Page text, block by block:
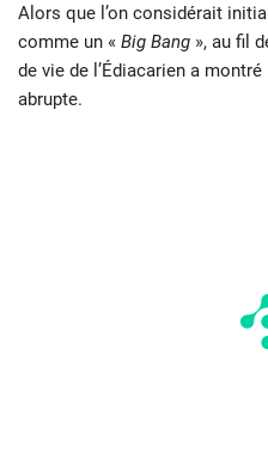
Alors que l’on considérait
comme un « Big Bang », au fil
de vie de l’Édiacarien a
abrupte.